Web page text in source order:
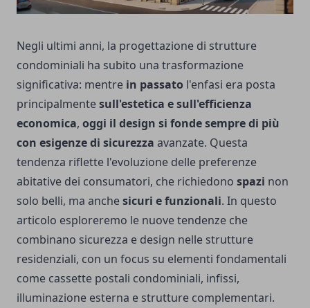
Negli ultimi anni, la progettazione di strutture
condominiali ha subito una trasformazione
significativa: mentre in passato l'enfasi era posta
principalmentesull'estetica e sull'efficienza
economica, oggi il design si fonde sempre di più
con esigenze di sicurezza avanzate. Questa
tendenza riflette l'evoluzione delle preferenze
abitative dei consumatori, che richiedono spazi non
solo belli, ma anchesicuri e funzionali. In questo
articolo esploreremo le nuove tendenze che
combinano sicurezza e design nelle strutture
residenziali, con un focus su elementi fondamentali
come cassette postali condominiali, infissi,
illuminazione esterna e strutture complementari.